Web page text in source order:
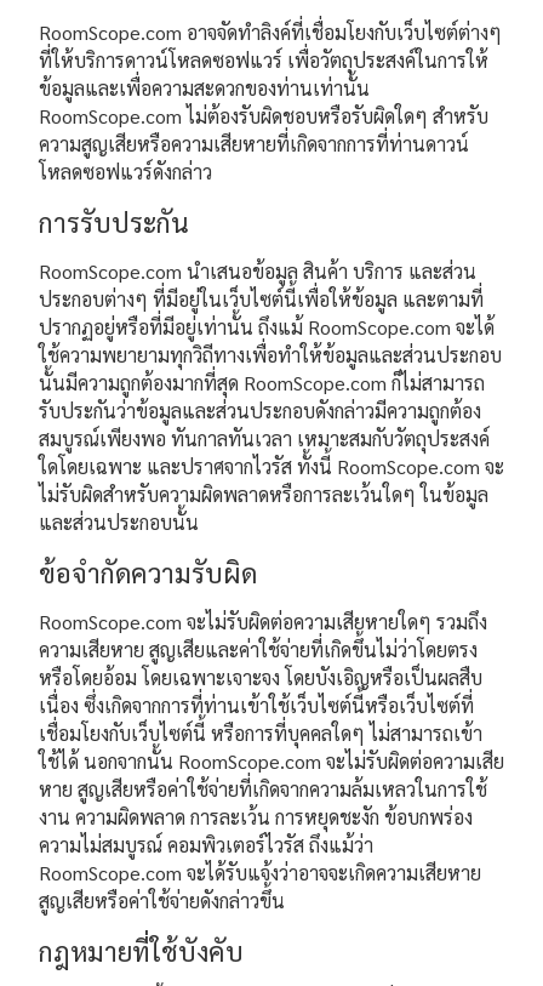
RoomScope.com อาจจัดทำลิงค์ที่เชื่อมโยงกับเว็บไซต์ต่างๆ
ที่ให้บริการดาวน์โหลดซอฟแวร์ เพื่อวัตถุประสงค์ในการให้
ข้อมูลและเพื่อความสะดวกของท่านเท่านั้น
RoomScope.com ไม่ต้องรับผิดชอบหรือรับผิดใดๆ สำหรับ
ความสูญเสียหรือความเสียหายที่เกิดจากการที่ท่านดาวน์
โหลดซอฟแวร์ดังกล่าว
การรับประกัน
RoomScope.com นำเสนอข้อมูล สินค้า บริการ และส่วน
ประกอบต่างๆ ที่มีอยู่ในเว็บไซต์นี้เพื่อให้ข้อมูล และตามที่
ปรากฏอยู่หรือที่มีอยู่เท่านั้น ถึงแม้ RoomScope.com จะได้
ใช้ความพยายามทุกวิถีทางเพื่อทำให้ข้อมูลและส่วนประกอบ
นั้นมีความถูกต้องมากที่สุด RoomScope.com ก็ไม่สามารถ
รับประกันว่าข้อมูลและส่วนประกอบดังกล่าวมีความถูกต้อง
สมบูรณ์เพียงพอ ทันกาลทันเวลา เหมาะสมกับวัตถุประสงค์
ใดโดยเฉพาะ และปราศจากไวรัส ทั้งนี้ RoomScope.com จะ
ไม่รับผิดสำหรับความผิดพลาดหรือการละเว้นใดๆ ในข้อมูล
และส่วนประกอบนั้น
ข้อจำกัดความรับผิด
RoomScope.com จะไม่รับผิดต่อความเสียหายใดๆ รวมถึง
ความเสียหาย สูญเสียและค่าใช้จ่ายที่เกิดขึ้นไม่ว่าโดยตรง
หรือโดยอ้อม โดยเฉพาะเจาะจง โดยบังเอิญหรือเป็นผลสืบ
เนื่อง ซึ่งเกิดจากการที่ท่านเข้าใช้เว็บไซต์นี้หรือเว็บไซต์ที่
เชื่อมโยงกับเว็บไซต์นี้ หรือการที่บุคคลใดๆ ไม่สามารถเข้า
ใช้ได้ นอกจากนั้น RoomScope.com จะไม่รับผิดต่อความเสีย
หาย สูญเสียหรือค่าใช้จ่ายที่เกิดจากความล้มเหลวในการใช้
งาน ความผิดพลาด การละเว้น การหยุดชะงัก ข้อบกพร่อง
ความไม่สมบูรณ์ คอมพิวเตอร์ไวรัส ถึงแม้ว่า
RoomScope.com จะได้รับแจ้งว่าอาจจะเกิดความเสียหาย
สูญเสียหรือค่าใช้จ่ายดังกล่าวขึ้น
กฎหมายที่ใช้บังคับ